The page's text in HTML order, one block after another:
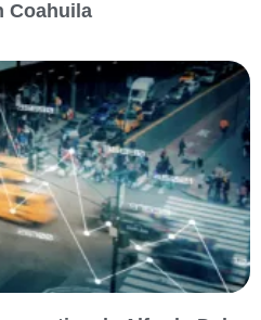
Coahuila